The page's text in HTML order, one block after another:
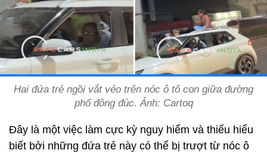
Hai đứa trẻ ngồi vắt vẻo trên nóc ô tô con giữa đường
phố đông đúc. Ảnh: Cartoq
Đây là một việc làm cực kỳ nguy hiểm và thiếu hiểu
biết bởi những đứa trẻ này có thể bị trượt từ nóc ô